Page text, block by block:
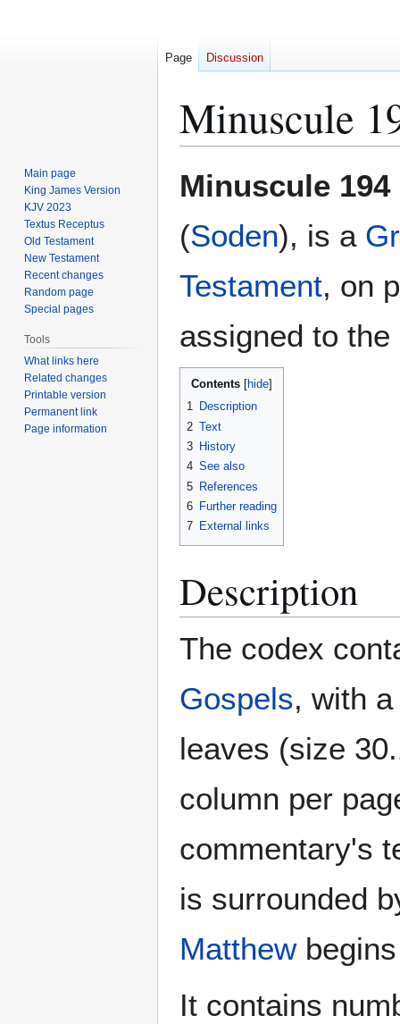
Minuscule
toto
Minuscule 194
(Soden), is a
Testament, on
assigned to the
Contents
1 Description
2 Text
3 History
4 See also
5 References
6 Further reading
7 External links
Description
The codex
Gospels, with
leaves (size
column per
commentary's
is surrounded
Matthew
It contains
Page Discussion
Main page
King James Version
KJV 2023
Textus Receptus
Old Testament
New Testament
Recent changes
Random page
Special pages
Tools
What links here
Related changes
Printable version
Permanent link
Page information